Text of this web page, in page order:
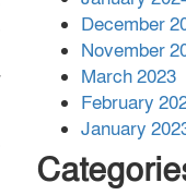
December
November
March 2023
February
January